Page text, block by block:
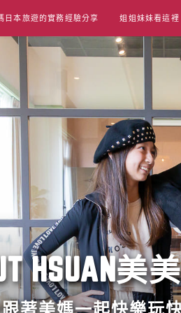
日本旅遊的實務經驗分享 姐姐妹妹看這裡
HSUAN